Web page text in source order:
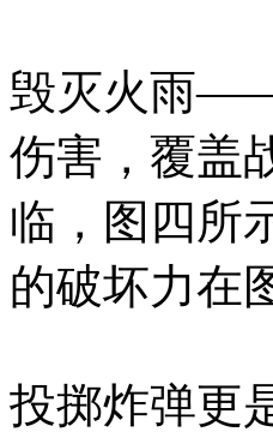
毁灭火雨
伤害，覆盖
临，图四所
的破坏力在
投掷炸弹更